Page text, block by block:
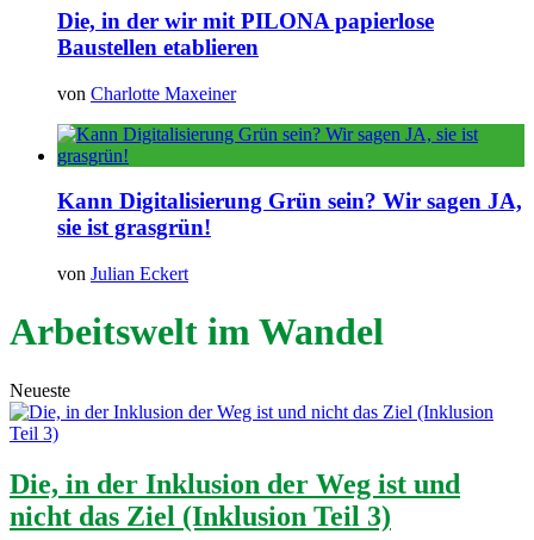
Die, in der wir mit PILONA papierlose
Baustellen etablieren
von Charlotte Maxeiner
Kann Digitalisierung Grün sein? Wir sagen JA,
sie ist grasgrün!
von Julian Eckert
Arbeitswelt im Wandel
Neueste
Die, in der Inklusion der Weg ist und
nicht das Ziel (Inklusion Teil 3)